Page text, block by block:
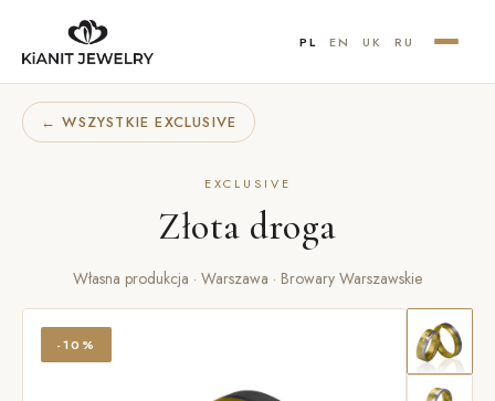
PL EN UK RU
← WSZYSTKIE EXCLUSIVE
EXCLUSIVE
Złota droga
Własna produkcja · Warszawa · Browary Warszawskie
-10%